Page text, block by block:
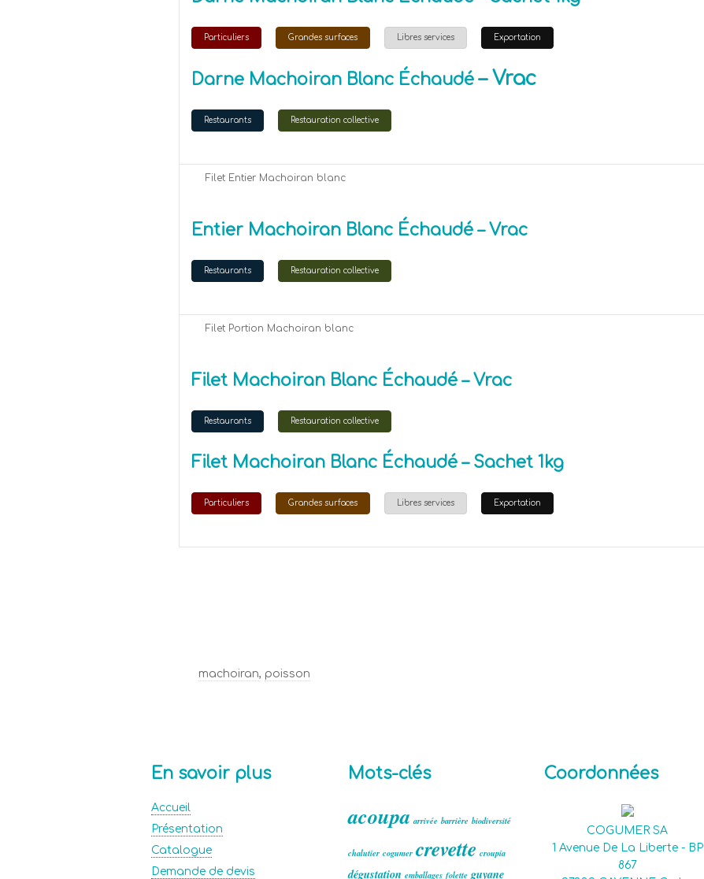
Particuliers Grandes surfaces Libres services Exportation
Darne Machoiran Blanc Échaudé– Vrac
Restaurants Restauration collective
Filet Entier Machoiran blanc
Entier Machoiran Blanc Échaudé – Vrac
Restaurants Restauration collective
Filet Portion Machoiran blanc
Filet Machoiran Blanc Échaudé – Vrac
Restaurants Restauration collective
Filet Machoiran Blanc Échaudé – Sachet 1kg
Particuliers Grandes surfaces Libres services Exportation
machoiran, poisson
En savoir plus
Accueil
Présentation
Catalogue
Demande de devis
Mots-clés
acoupa arrivée barrière biodiversité
chalutier cogumer crevette croupia
dégustation emballages folette guyane
Coordonnées
COGUMER SA
1 Avenue De La Liberte - BP
867